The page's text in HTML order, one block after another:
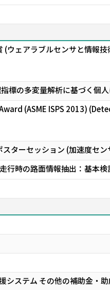
ウェアラブルセンサと情報
標の多変量解析に基づく個
(ASME ISPS 2013)
ターセッション (加速度セ
行時の路面情報抽出：基本
システム その他の補助金・